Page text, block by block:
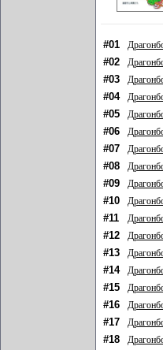
#01
#02
#03
#04
#05
#06
#07
#08
#09
#10
#11
#12
#13
#14
#15
#16
#17
#18